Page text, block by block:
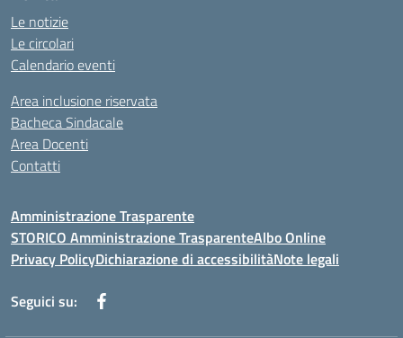
Le notizie
Le circolari
Calendario eventi
Area inclusione riservata
Bacheca Sindacale
Area Docenti
Contatti
Amministrazione Trasparente
STORICO Amministrazione TrasparenteAlbo Online
Privacy PolicyDichiarazione di accessibilitàNote legali
Seguici su: